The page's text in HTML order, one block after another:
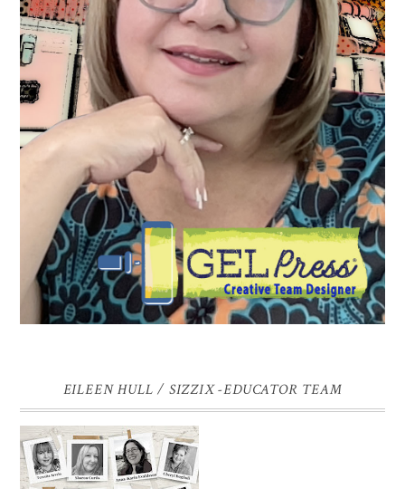
EILEEN HULL / SIZZIX -EDUCATOR TEAM